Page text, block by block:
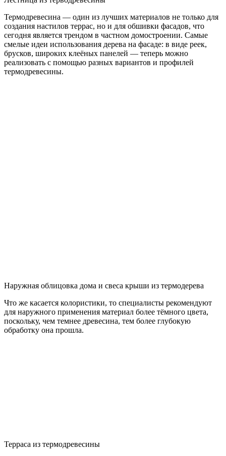
Термодревесина — один из лучших материалов не только для
создания настилов террас, но и для обшивки фасадов, что
сегодня является трендом в частном домостроении. Самые
смелые идеи использования дерева на фасаде: в виде реек,
брусков, широких клеёных панелей — теперь можно
реализовать с помощью разных вариантов и профилей
термодревесины.
Наружная облицовка дома и свеса крыши из термодерева
Что же касается колористики, то специалисты рекомендуют
для наружного применения материал более тёмного цвета,
поскольку, чем темнее древесина, тем более глубокую
обработку она прошла.
Терраса из термодревесины